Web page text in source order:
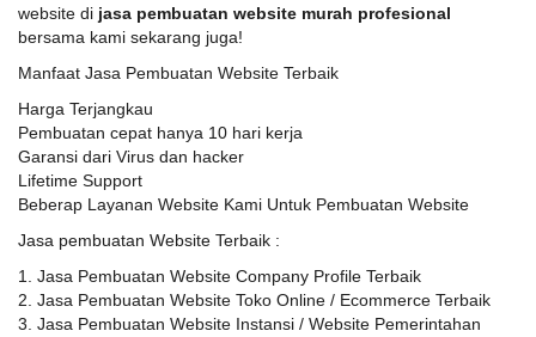
website di jasa pembuatan website murah profesional
bersama kami sekarang juga!
Manfaat Jasa Pembuatan Website Terbaik
Harga Terjangkau
Pembuatan cepat hanya 10 hari kerja
Garansi dari Virus dan hacker
Lifetime Support
Beberap Layanan Website Kami Untuk Pembuatan Website
Jasa pembuatan Website Terbaik :
1. Jasa Pembuatan Website Company Profile Terbaik
2. Jasa Pembuatan Website Toko Online / Ecommerce Terbaik
3. Jasa Pembuatan Website Instansi / Website Pemerintahan